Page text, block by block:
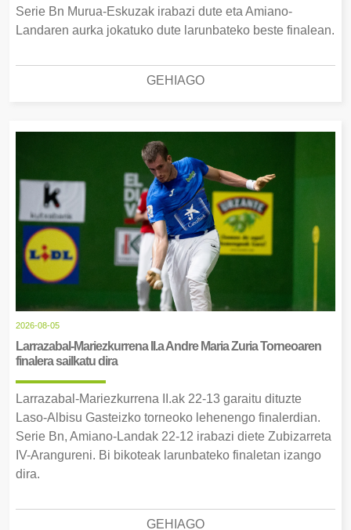
Serie Bn Murua-Eskuzak irabazi dute eta Amiano-
Landaren aurka jokatuko dute larunbateko beste finalean.
GEHIAGO
2026-08-05
Larrazabal-Mariezkurrena II.a Andre Maria Zuria Torneoaren
finalera sailkatu dira
Larrazabal-Mariezkurrena II.ak 22-13 garaitu dituzte
Laso-Albisu Gasteizko torneoko lehenengo finalerdian.
Serie Bn, Amiano-Landak 22-12 irabazi diete Zubizarreta
IV-Arangureni. Bi bikoteak larunbateko finaletan izango
dira.
GEHIAGO